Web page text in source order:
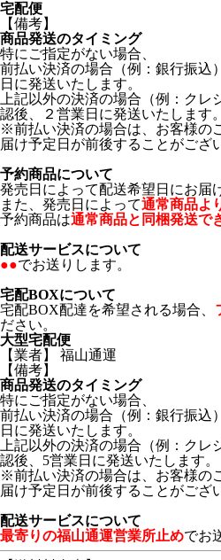
宅配便
【備考】
商品発送のタイミング
特にご指定がない場合、
前払い決済の場合（例：銀行振
日に発送いたします。
上記以外の決済の場合（例：ク
認後、２営業日に発送いたします。
※前払い決済の場合は、お客様の
届け予定日が前後することがござ
予約商品について
発売日によって配送希望日にお届
また、発売日によって通常商品よ
予約商品は通常商品と同梱発送で
配送サービスについて
●●でお送りします。
宅配BOXについて
宅配BOX配達を希望される場合、
ださい。
大型宅配便
【業者】 福山通運
【備考】
商品発送のタイミング
特にご指定がない場合、
前払い決済の場合（例：銀行振
日に発送いたします。
上記以外の決済の場合（例：ク
認後、5営業日に発送いたします。
※前払い決済の場合は、お客様の
届け予定日が前後することがござ
配送サービスについて
最寄りの福山通運営業所止めでお